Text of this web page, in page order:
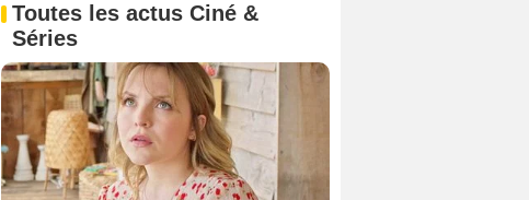
Toutes les actus Ciné &
Séries